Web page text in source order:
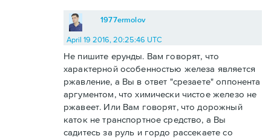
1977ermolov
April 19 2016, 20:25:46 UTC
Не пишите ерунды. Вам говорят, что
характерной особенностью железа является
ржавление, а Вы в ответ "срезаете" оппонента
аргументом, что химически чистое железо не
ржавеет. Или Вам говорят, что дорожный
каток не транспортное средство, а Вы
садитесь за руль и гордо рассекаете со